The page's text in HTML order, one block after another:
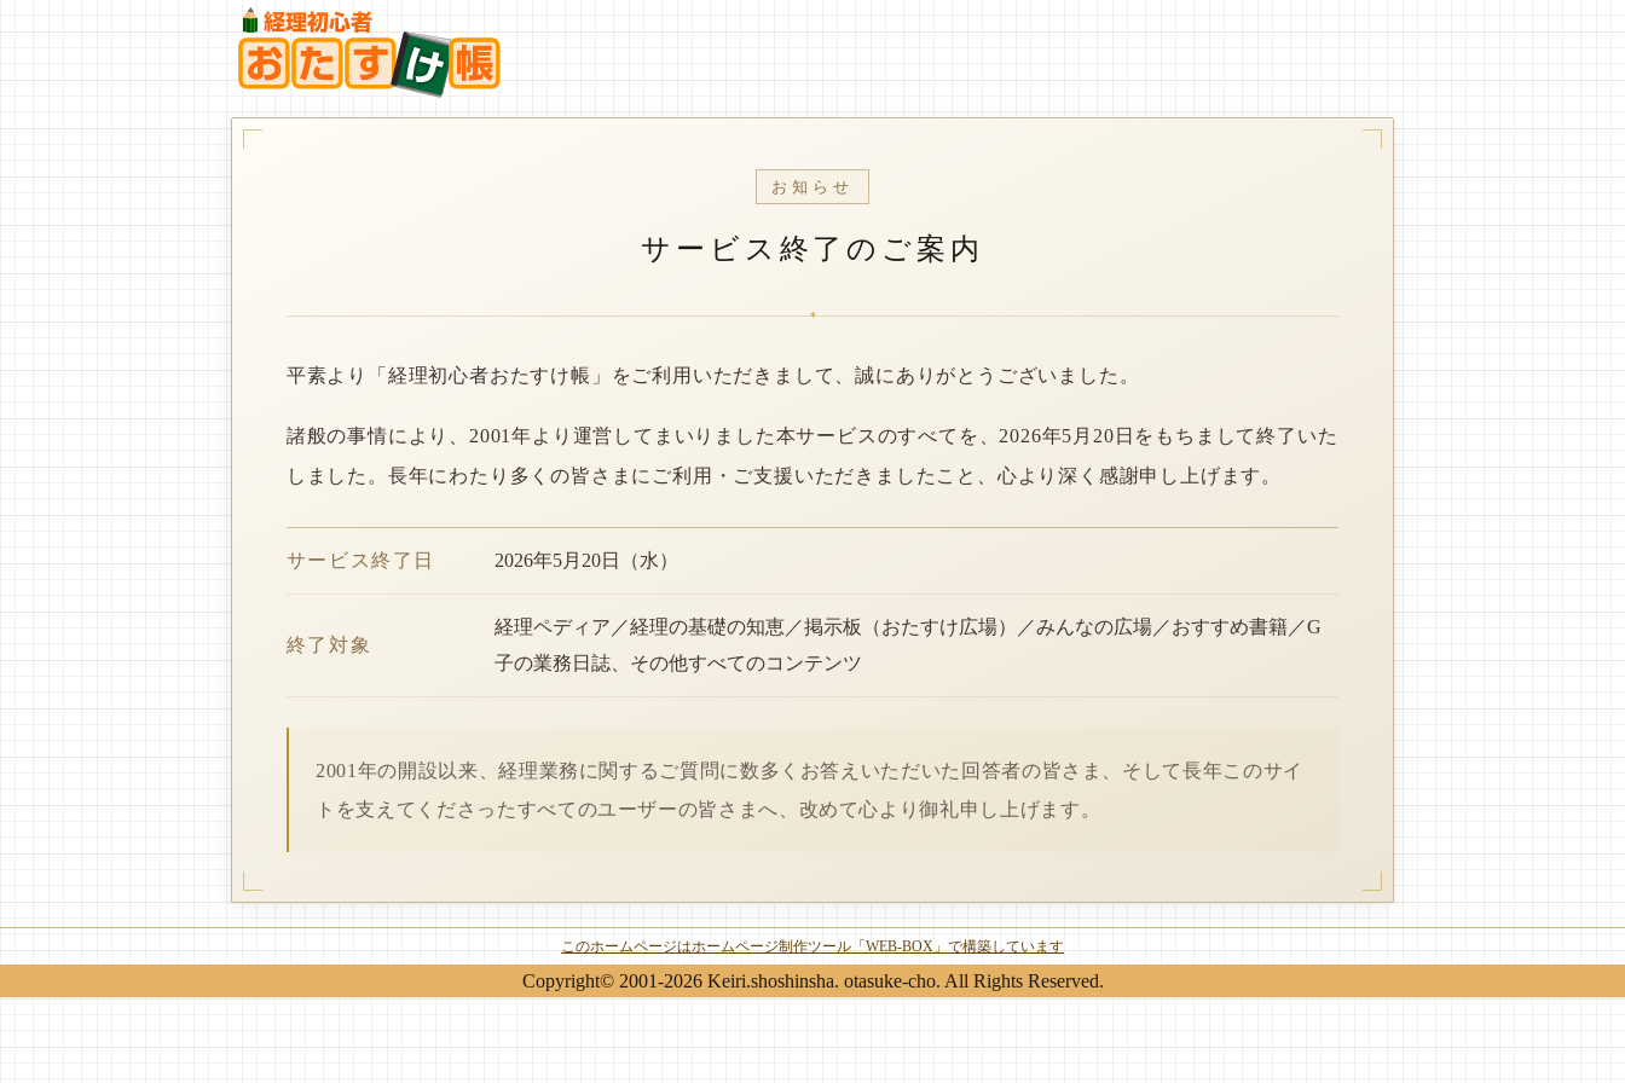
お知らせ
サービス終了のご案内
*
平素より「経理初心者おたすけ帳」をご利用いただきまして、誠にありがとうございました。
諸般の事情により、2001年より運営してまいりました本サービスのすべてを、2026年5月20日をもちまして終了いた
しました。長年にわたり多くの皆さまにご利用・ご支援いただきましたこと、心より深く感謝申し上げます。
サービス終了日 2026年5月20日（水）
終了対象
経理ペディア／経理の基礎の知恵／掲示板（おたすけ広場）／みんなの広場／おすすめ書籍／G
子の業務日誌、その他すべてのコンテンツ
2001年の開設以来、経理業務に関するご質問に数多くお答えいただいた回答者の皆さま、そして長年このサイ
トを支えてくださったすべてのユーザーの皆さまへ、改めて心より御礼申し上げます。
このホームページはホームページ制作ツール「WEB-BOX」で構築しています
Copyright© 2001-2026 Keiri.shoshinsha. otasuke-cho. All Rights Reserved.